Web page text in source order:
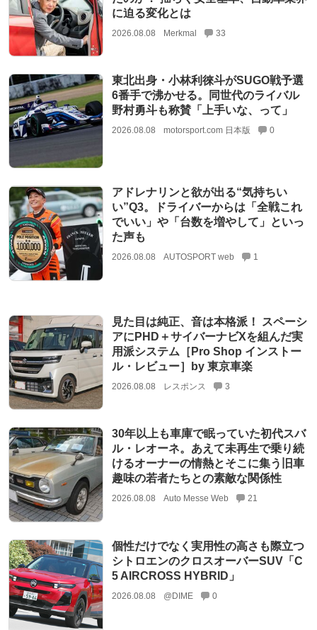
に迫る変化とは
2026.08.08 Merkmal 33
東北出身・小林利徠斗がSUGO戦予選
6番手で沸かせる。同世代のライバル
野村勇斗も称賛「上手いな、って」
2026.08.08 motorsport.com 日本版 0
アドレナリンと欲が出る“気持ちい
い”Q3。ドライバーからは「全戦これ
でいい」や「台数を増やして」といっ
た声も
2026.08.08 AUTOSPORT web 1
見た目は純正、音は本格派！ スペーシ
アにPHD＋サイバーナビXを組んだ実
用派システム［Pro Shop インストー
ル・レビュー］by 東京車楽
2026.08.08 レスポンス 3
30年以上も車庫で眠っていた初代スバ
ル・レオーネ。あえて未再生で乗り続
けるオーナーの情熱とそこに集う旧車
趣味の若者たちとの素敵な関係性
2026.08.08 Auto Messe Web 21
個性だけでなく実用性の高さも際立つ
シトロエンのクロスオーバーSUV「C
5 AIRCROSS HYBRID」
2026.08.08 @DIME 0